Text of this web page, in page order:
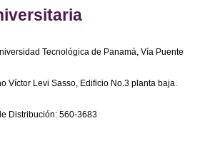
Tecnológica de Panamá, Vía Puente
Víctor Levi Sasso, Edificio No.3 planta baja.
Distribución: 560-3683